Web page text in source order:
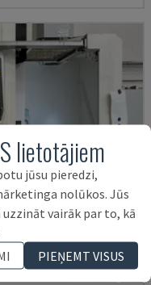
lietotājiem
jūsu pieredzi,
nolūkos. Jūs
vairāk par to, kā
PIEŅEMT VISUS